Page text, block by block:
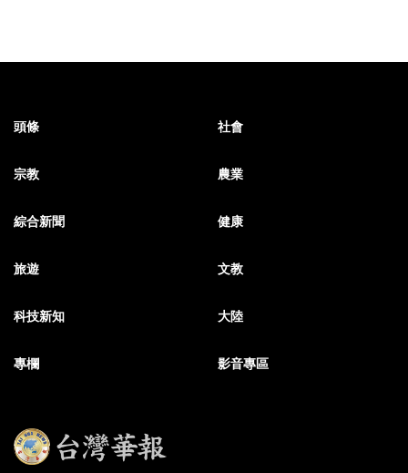
頭條 社會
宗教 農業
綜合新聞 健康
旅遊 文教
科技新知 大陸
專欄 影音專區